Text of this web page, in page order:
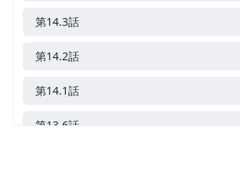
第14.3話
第14.2話
第14.1話
第13.6話